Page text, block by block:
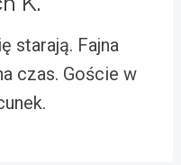
starają. Fajna
czas. Goście w